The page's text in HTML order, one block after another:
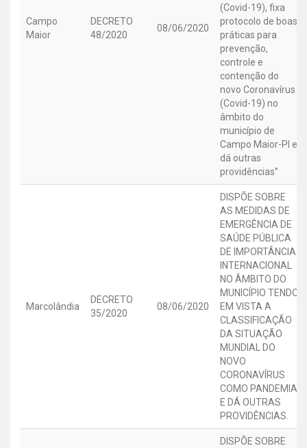
Campo
Maior
DECRETO
48/2020
08/06/2020
(Covid-19), fixa
protocolo de boas
práticas para
prevenção,
controle e
contenção do
novo Coronavírus
(Covid-19) no
âmbito do
município de
Campo Maior-PI e
dá outras
providências”
Marcolândia
DECRETO
35/2020
08/06/2020
DISPÕE SOBRE
AS MEDIDAS DE
EMERGÊNCIA DE
SAÚDE PÚBLICA
DE IMPORTÂNCIA
INTERNACIONAL
NO ÂMBITO DO
MUNICÍPIO TENDO
EM VISTA A
CLASSIFICAÇÃO
DA SITUAÇÃO
MUNDIAL DO
NOVO
CORONAVÍRUS
COMO PANDEMIA,
E DÁ OUTRAS
PROVIDÊNCIAS.
DISPÕE SOBRE